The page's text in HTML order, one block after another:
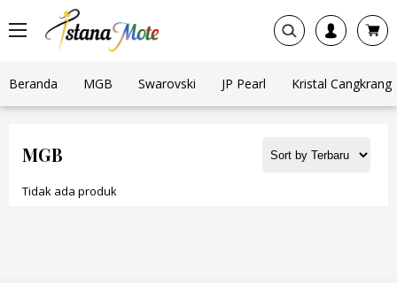
Beranda MGB Swarovski JP Pearl Kristal Cangkrang
MGB
Tidak ada produk